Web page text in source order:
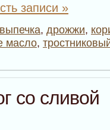
записи »
выпечка, дрожжи,
масло,
со сливой